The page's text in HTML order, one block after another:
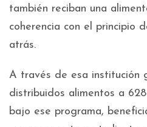
también reciban una
coherencia con el principio
atrás.
A través de esa institución
distribuidos alimentos a
bajo ese programa,